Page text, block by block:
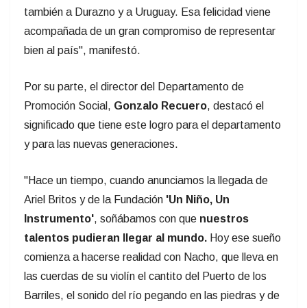
también a Durazno y a Uruguay. Esa felicidad viene
acompañada de un gran compromiso de representar
bien al país", manifestó.
Por su parte, el director del Departamento de
Promoción Social, Gonzalo Recuero, destacó el
significado que tiene este logro para el departamento
y para las nuevas generaciones.
"Hace un tiempo, cuando anunciamos la llegada de
Ariel Britos y de la Fundación 'Un Niño, Un
Instrumento', soñábamos con que nuestros
talentos pudieran llegar al mundo. Hoy ese sueño
comienza a hacerse realidad con Nacho, que lleva en
las cuerdas de su violín el cantito del Puerto de los
Barriles, el sonido del río pegando en las piedras y de